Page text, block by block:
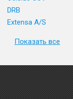
DRB
Extensa A/S
Показать все